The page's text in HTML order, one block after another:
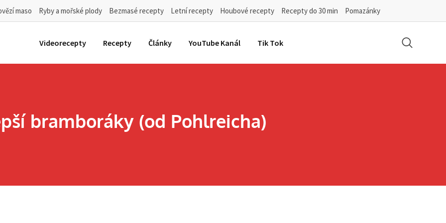
maso Ryby a mořské plody Bezmasé recepty Letní recepty Houbové recepty Recepty do 30 min Pomazánky
Videorecepty Recepty Články YouTube Kanál Tik Tok
bramboráky (od Pohlreicha)